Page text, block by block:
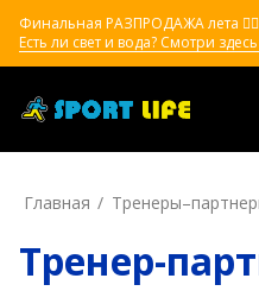
Финальная РАЗПРОДАЖА лета ❤️‍🔥
Есть ли свет и вода? Смотри
Главная
Тренер-